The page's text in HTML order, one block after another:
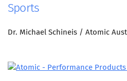
Sports
Dr. Michael Schineis / Atomic